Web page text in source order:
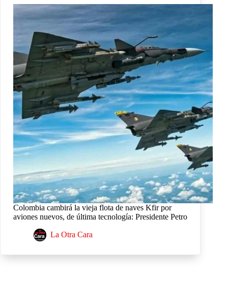
Colombia cambirá la vieja flota de naves Kfir por
aviones nuevos, de última tecnología: Presidente Petro
La Otra Cara